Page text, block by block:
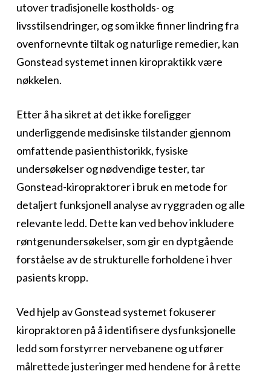
utover tradisjonelle kostholds- og
livsstilsendringer, og som ikke finner lindring fra
ovenfornevnte tiltak og naturlige remedier, kan
Gonstead systemet innen kiropraktikk være
nøkkelen.
Etter å ha sikret at det ikke foreligger
underliggende medisinske tilstander gjennom
omfattende pasienthistorikk, fysiske
undersøkelser og nødvendige tester, tar
Gonstead-kiropraktorer i bruk en metode for
detaljert funksjonell analyse av ryggraden og alle
relevante ledd. Dette kan ved behov inkludere
røntgenundersøkelser, som gir en dyptgående
forståelse av de strukturelle forholdene i hver
pasients kropp.
Ved hjelp av Gonstead systemet fokuserer
kiropraktoren på å identifisere dysfunksjonelle
ledd som forstyrrer nervebanene og utfører
målrettede justeringer med hendene for å rette